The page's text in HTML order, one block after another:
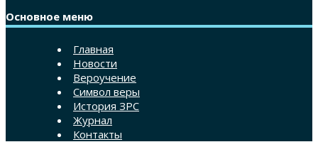
Основное меню
Главная
Новости
Вероучение
Символ веры
История ЗРС
Журнал
Контакты